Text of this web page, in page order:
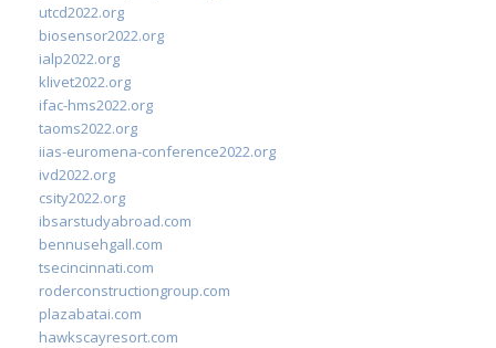
utcd2022.org
biosensor2022.org
ialp2022.org
klivet2022.org
ifac-hms2022.org
taoms2022.org
iias-euromena-conference2022.org
ivd2022.org
csity2022.org
ibsarstudyabroad.com
bennusehgall.com
tsecincinnati.com
roderconstructiongroup.com
plazabatai.com
hawkscayresort.com